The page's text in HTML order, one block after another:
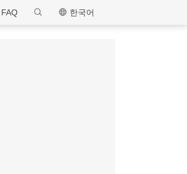
MEmu
한국어
FAQ